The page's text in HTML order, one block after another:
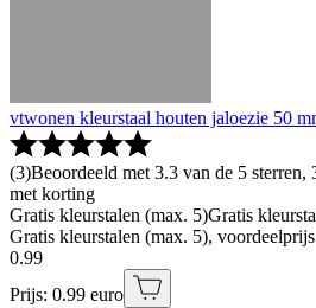
vtwonen kleurstaal houten jaloezie 50
(3)Beoordeeld met 3.3 van de 5 sterren,
met korting
Gratis kleurstalen (max. 5)Gratis
Gratis kleurstalen (max. 5),
0.99
Prijs: 0.99 euro